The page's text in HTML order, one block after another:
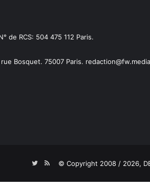
de RCS: 504 475 112 Paris.
Bosquet. 75007 Paris. redaction@fw.media
© Copyright 2008 / 2026,
Twitter
RSS